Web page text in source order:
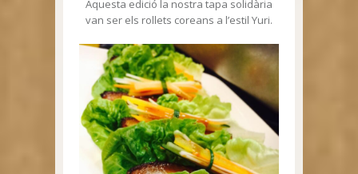
Aquesta edició la nostra tapa solidària
van ser els rollets coreans a l’estil Yuri.